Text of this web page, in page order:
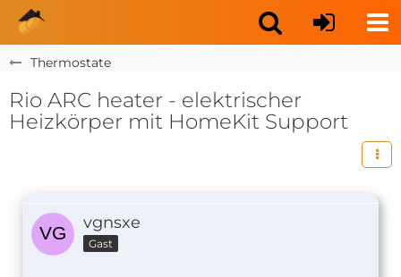
Thermostate
Rio ARC heater - elektrischer
Heizkörper mit HomeKit Support
vgnsxe
Gast